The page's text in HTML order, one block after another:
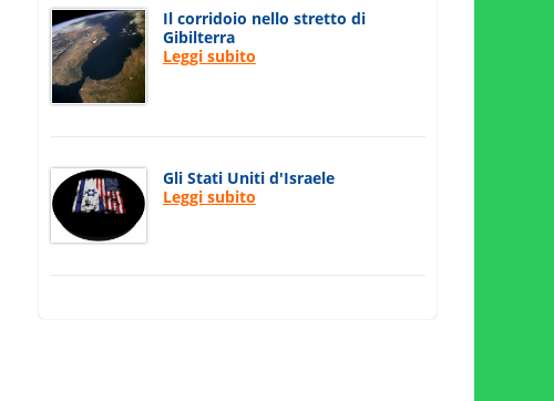
Il corridoio nello stretto di
Gibilterra
Leggi subito
Gli Stati Uniti d'Israele
Leggi subito